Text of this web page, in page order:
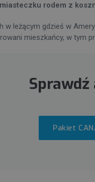
rodem z
w leżącym gdzieś w
mieszkańcy, w tym
Pakiet